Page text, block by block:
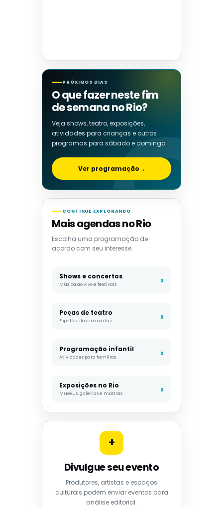
PRÓXIMOS DIAS
O que fazer neste fim
de semana no Rio?
Veja shows, teatro, exposições,
atividades para crianças e outros
programas para sábado e domingo.
Ver programação→
CONTINUE EXPLORANDO
Mais agendas no Rio
Escolha uma programação de
acordo com seu interesse.
Shows e concertos
Música ao vivo e festivais
Peças de teatro
Espetáculos em cartaz
Programação infantil
Atividades para famílias
Exposições no Rio
Museus, galerias e mostras
+
Divulgue seu evento
Produtores, artistas e espaços
culturais podem enviar eventos para
análise editorial.